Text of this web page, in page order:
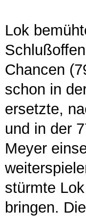
Lok
Chancen
schon in
ersetzte,
und in der
Meyer
stürmte
bringen.